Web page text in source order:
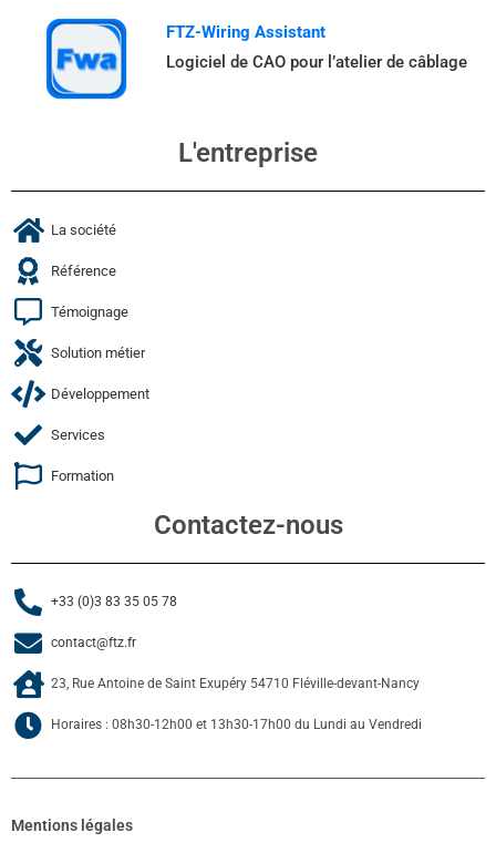
FTZ-Wiring Assistant
Logiciel de CAO pour l’atelier de câblage
L'entreprise
La société
Référence
Témoignage
Solution métier
Développement
Services
Formation
Contactez-nous
+33 (0)3 83 35 05 78
contact@ftz.fr
23, Rue Antoine de Saint Exupéry 54710 Fléville-devant-Nancy
Horaires : 08h30-12h00 et 13h30-17h00 du Lundi au Vendredi
Mentions légales